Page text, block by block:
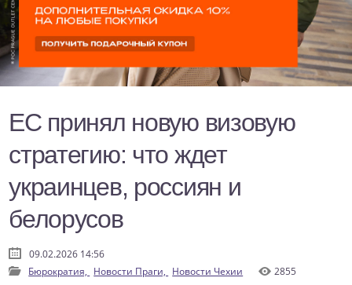
ЕС принял новую визовую
стратегию: что ждет
украинцев, россиян и
белорусов
09.02.2026 14:56
Бюрократия, Новости Праги, Новости Чехии 2855